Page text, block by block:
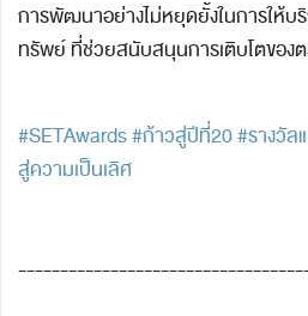
การพัฒนาอย่างไม่หยุดยั้งในการให้บ
ทรัพย์ ที่ช่วยสนับสนุนการเติบโตของ
#SETAwards#ก้าวสู่ปีที่20#รางวัล
สู่ความเป็นเลิศ